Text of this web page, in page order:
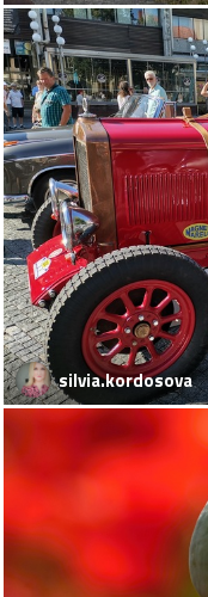
silvia.kordosova